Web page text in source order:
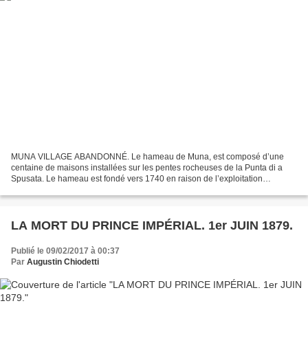
MUNA VILLAGE ABANDONNÉ. Le hameau de Muna, est composé d’une
centaine de maisons installées sur les pentes rocheuses de la Punta di a
Spusata. Le hameau est fondé vers 1740 en raison de l’exploitation
LA MORT DU PRINCE IMPÉRIAL. 1er JUIN 1879.
Publié le 09/02/2017 à 00:37
Par Augustin Chiodetti